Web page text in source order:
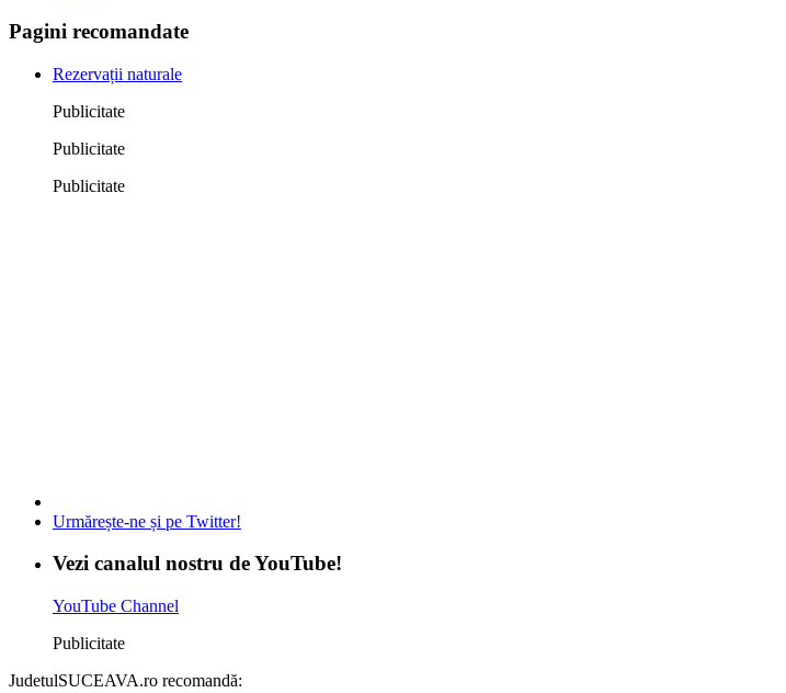
Pagini recomandate
Rezervații naturale
Publicitate
Publicitate
Publicitate
Urmărește-ne și pe Twitter!
Vezi canalul nostru de YouTube!
YouTube Channel
Publicitate
JudetulSUCEAVA.ro recomandă: